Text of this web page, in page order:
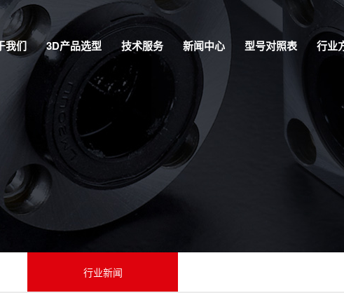
我们 3D产品选型 技术服务 新闻中心 型号对照表 行业
行业新闻